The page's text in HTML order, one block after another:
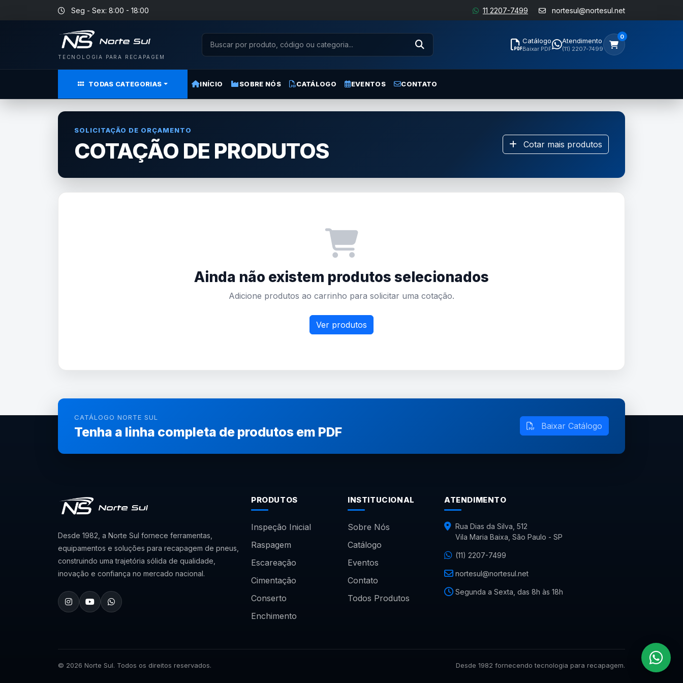
Seg - Sex: 8:00 - 18:00 11 2207-7499 nortesul@nortesul.net
TECNOLOGIA PARA RECAPAGEM
Catálogo
Baixar PDF
Atendimento
(11) 2207-7499
0
TODAS CATEGORIAS INÍCIO SOBRE NÓS CATÁLOGO EVENTOS CONTATO
SOLICITAÇÃO DE ORÇAMENTO
COTAÇÃO DE PRODUTOS Cotar mais produtos
Ainda não existem produtos selecionados
Adicione produtos ao carrinho para solicitar uma cotação.
Ver produtos
CATÁLOGO NORTE SUL
Tenha a linha completa de produtos em PDF Baixar Catálogo
Desde 1982, a Norte Sul fornece ferramentas,
equipamentos e soluções para recapagem de pneus,
construindo uma trajetória sólida de qualidade,
inovação e confiança no mercado nacional.
PRODUTOS
Inspeção Inicial
Raspagem
Escareação
Cimentação
Conserto
Enchimento
INSTITUCIONAL
Sobre Nós
Catálogo
Eventos
Contato
Todos Produtos
ATENDIMENTO
Rua Dias da Silva, 512
Vila Maria Baixa, São Paulo - SP
(11) 2207-7499
nortesul@nortesul.net
Segunda a Sexta, das 8h às 18h
© 2026 Norte Sul. Todos os direitos reservados. Desde 1982 fornecendo tecnologia para recapagem.